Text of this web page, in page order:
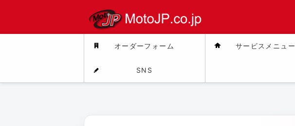
オーダーフォーム サービスメニュー
SNS